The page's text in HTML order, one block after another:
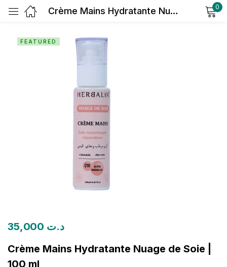
Crème Mains Hydratante Nuage de Soie | 100 ml 0
FEATURED
د.ت
Crème Mains Hydratante Nuage de Soie |
100 ml
Remember me
Log in
Create an account